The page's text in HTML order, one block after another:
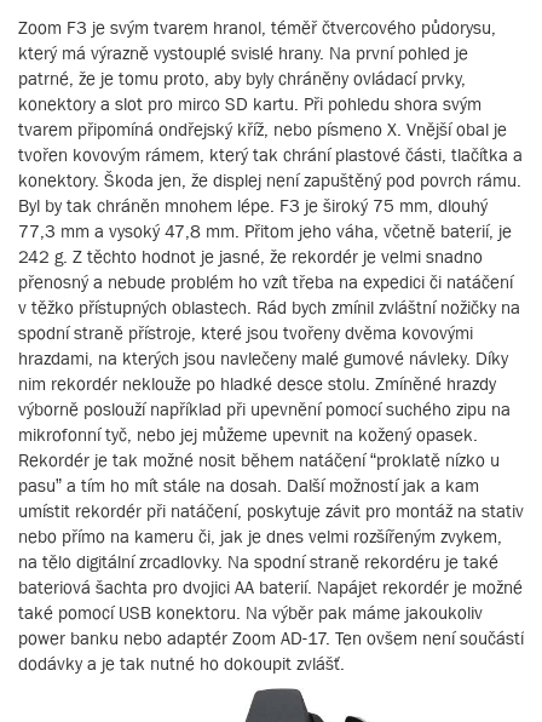
Zoom F3 je svým tvarem hranol, téměř čtvercového půdorysu,
který má výrazně vystouplé svislé hrany. Na první pohled je
patrné, že je tomu proto, aby byly chráněny ovládací prvky,
konektory a slot pro mirco SD kartu. Při pohledu shora svým
tvarem připomíná ondřejský kříž, nebo písmeno X. Vnější obal je
tvořen kovovým rámem, který tak chrání plastové části, tlačítka a
konektory. Škoda jen, že displej není zapuštěný pod povrch rámu.
Byl by tak chráněn mnohem lépe. F3 je široký 75 mm, dlouhý
77,3 mm a vysoký 47,8 mm. Přitom jeho váha, včetně baterií, je
242 g. Z těchto hodnot je jasné, že rekordér je velmi snadno
přenosný a nebude problém ho vzít třeba na expedici či natáčení
v těžko přístupných oblastech. Rád bych zmínil zvláštní nožičky na
spodní straně přístroje, které jsou tvořeny dvěma kovovými
hrazdami, na kterých jsou navlečeny malé gumové návleky. Díky
nim rekordér neklouže po hladké desce stolu. Zmíněné hrazdy
výborně poslouží například při upevnění pomocí suchého zipu na
mikrofonní tyč, nebo jej můžeme upevnit na kožený opasek.
Rekordér je tak možné nosit během natáčení “proklatě nízko u
pasu” a tím ho mít stále na dosah. Další možností jak a kam
umístit rekordér při natáčení, poskytuje závit pro montáž na stativ
nebo přímo na kameru či, jak je dnes velmi rozšířeným zvykem,
na tělo digitální zrcadlovky. Na spodní straně rekordéru je také
bateriová šachta pro dvojici AA baterií. Napájet rekordér je možné
také pomocí USB konektoru. Na výběr pak máme jakoukoliv
power banku nebo adaptér Zoom AD-17. Ten ovšem není součástí
dodávky a je tak nutné ho dokoupit zvlášť.